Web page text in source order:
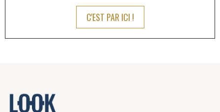
C'EST PAR ICI !